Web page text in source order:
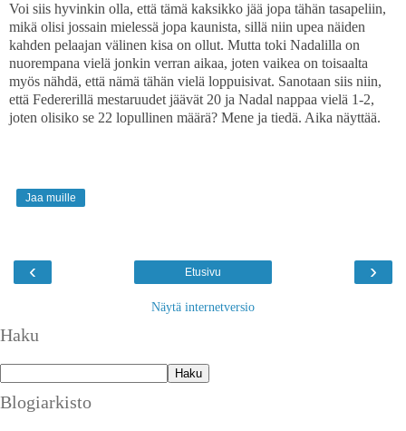
Voi siis hyvinkin olla, että tämä kaksikko jää jopa tähän tasapeliin,
mikä olisi jossain mielessä jopa kaunista, sillä niin upea näiden
kahden pelaajan välinen kisa on ollut. Mutta toki Nadalilla on
nuorempana vielä jonkin verran aikaa, joten vaikea on toisaalta
myös nähdä, että nämä tähän vielä loppuisivat. Sanotaan siis niin,
että Federerillä mestaruudet jäävät 20 ja Nadal nappaa vielä 1-2,
joten olisiko se 22 lopullinen määrä? Mene ja tiedä. Aika näyttää.
Jaa muille
‹ ›
Etusivu
Näytä internetversio
Haku
Blogiarkisto